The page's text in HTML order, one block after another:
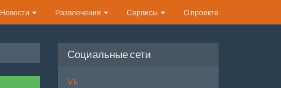
Новости Развлечения Сервисы О проекте
Социальные сети
Vk